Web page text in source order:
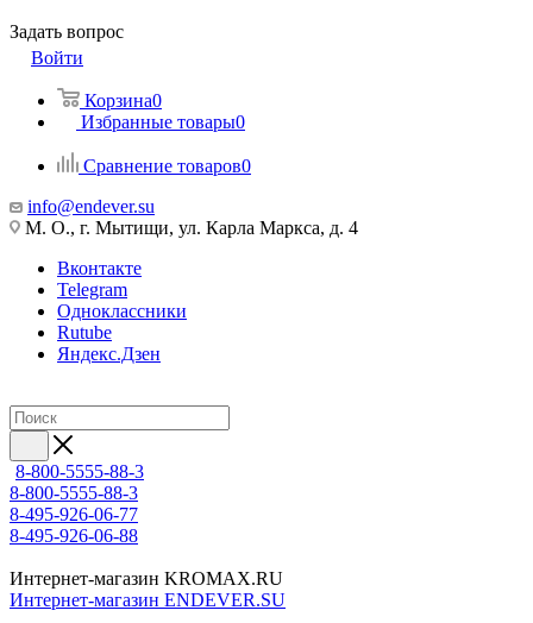
Задать вопрос
Войти
Корзина0
Избранные товары0
Сравнение товаров0
info@endever.su
М. О., г. Мытищи, ул. Карла Маркса, д. 4
Вконтакте
Telegram
Одноклассники
Rutube
Яндекс.Дзен
8-800-5555-88-3
8-800-5555-88-3
8-495-926-06-77
8-495-926-06-88
Интернет-магазин KROMAX.RU
Интернет-магазин ENDEVER.SU